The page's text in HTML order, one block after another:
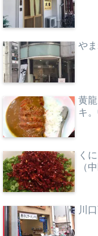
や
黄
キ
く
（
川